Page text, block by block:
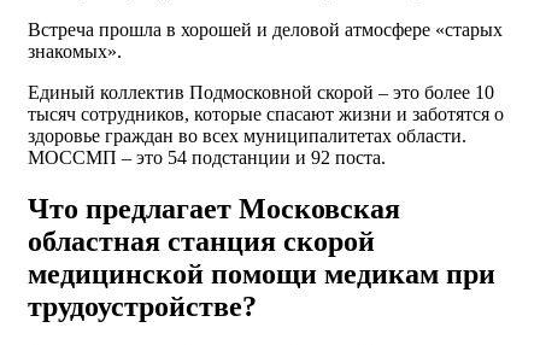
Встреча прошла в хорошей и деловой атмосфере «старых
знакомых».
Единый коллектив Подмосковной скорой – это более 10
тысяч сотрудников, которые спасают жизни и заботятся о
здоровье граждан во всех муниципалитетах области.
МОССМП – это 54 подстанции и 92 поста.
Что предлагает Московская
областная станция скорой
медицинской помощи медикам при
трудоустройстве?